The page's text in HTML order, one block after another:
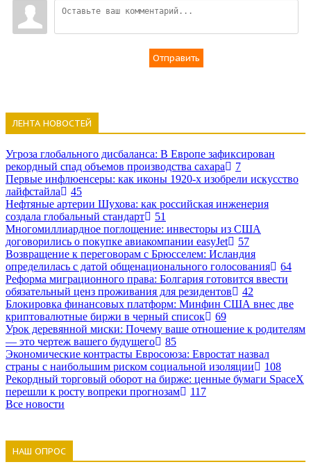
Отправить
ЛЕНТА НОВОСТЕЙ
Угроза глобального дисбаланса: В Европе зафиксирован
рекордный спад объемов производства сахара
7
Первые инфлюенсеры: как иконы 1920-х изобрели искусство
лайфстайла
45
Нефтяные артерии Шухова: как российская инженерия
создала глобальный стандарт
51
Многомиллиардное поглощение: инвесторы из США
договорились о покупке авиакомпании easyJet
57
Возвращение к переговорам с Брюсселем: Исландия
определилась с датой общенационального голосования
64
Реформа миграционного права: Болгария готовится ввести
обязательный ценз проживания для резидентов
42
Блокировка финансовых платформ: Минфин США внес две
криптовалютные биржи в черный список
69
Урок деревянной миски: Почему ваше отношение к родителям
— это чертеж вашего будущего
85
Экономические контрасты Евросоюза: Евростат назвал
страны с наибольшим риском социальной изоляции
108
Рекордный торговый оборот на бирже: ценные бумаги SpaceX
перешли к росту вопреки прогнозам
117
Все новости
НАШ ОПРОС